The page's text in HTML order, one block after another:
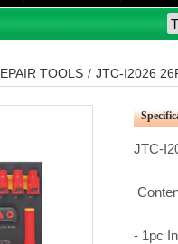
TOOLS / JTC-I2026
JTC-
- 1pc